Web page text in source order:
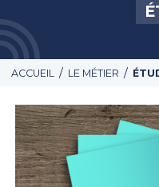
ACCUEIL / LE MÉTIER /